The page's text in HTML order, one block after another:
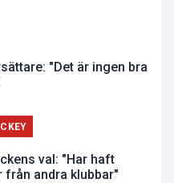
"Det är ingen bra
val: "Har haft
andra klubbar"